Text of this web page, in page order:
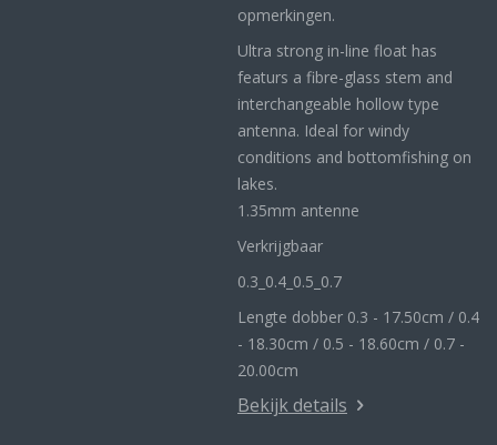
opmerkingen.
Ultra strong in-line float has
featurs a fibre-glass stem and
interchangeable hollow type
antenna. Ideal for windy
conditions and bottomfishing on
lakes.
1.35mm antenne
Verkrijgbaar
0.3_ 0.4_ 0.5_0.7
Lengte dobber 0.3 - 17.50cm / 0.4
- 18.30cm / 0.5 - 18.60cm / 0.7 -
20.00cm
Bekijk details